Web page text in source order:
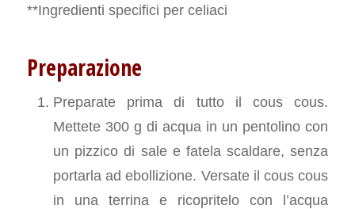
**Ingredienti specifici per celiaci
Preparazione
Preparate prima di tutto il cous cous.
Mettete 300 g di acqua in un pentolino con
un pizzico di sale e fatela scaldare, senza
portarla ad ebollizione. Versate il cous cous
in una terrina e ricopritelo con l’acqua